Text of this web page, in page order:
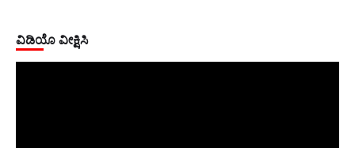
ವಿಡಿಯೊ ವೀಕ್ಷಿಸಿ